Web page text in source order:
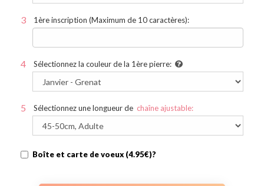
1ère inscription (Maximum de 10 caractères):
Sélectionnez la couleur de la 1ère pierre:
Sélectionnez une longueur de chaîne ajustable:
Boîte et carte de voeux (4.95€)?